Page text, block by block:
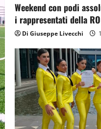
Weekend con podi
i rappresentati della
Di Giuseppe Livecchi